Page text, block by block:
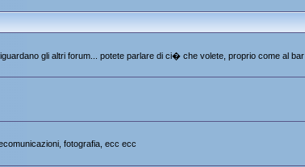
gli altri forum... potete parlare di ci� che volete, proprio come al bar
fotografia, ecc ecc